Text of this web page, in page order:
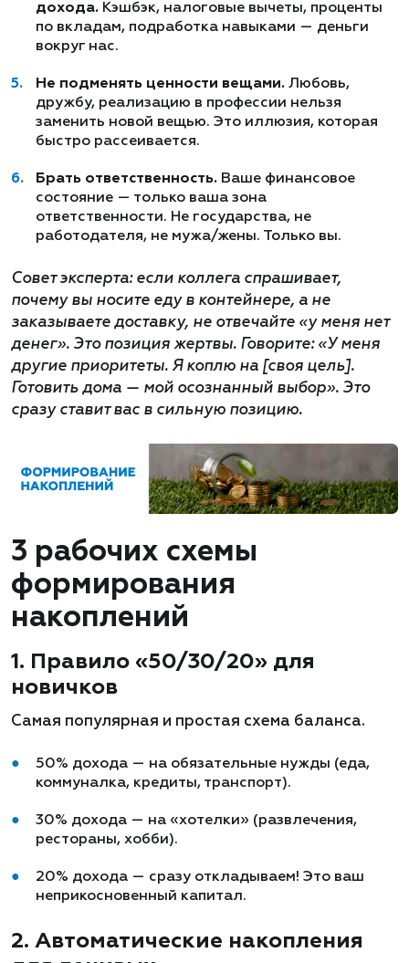
дохода. Кэшбэк, налоговые вычеты, проценты
по вкладам, подработка навыками — деньги
вокруг нас.
Не подменять ценности вещами. Любовь,
дружбу, реализацию в профессии нельзя
заменить новой вещью. Это иллюзия, которая
быстро рассеивается.
Брать ответственность. Ваше финансовое
состояние — только ваша зона
ответственности. Не государства, не
работодателя, не мужа/жены. Только вы.
Совет эксперта: если коллега спрашивает,
почему вы носите еду в контейнере, а не
заказываете доставку, не отвечайте «у меня нет
денег». Это позиция жертвы. Говорите: «У меня
другие приоритеты. Я коплю на [своя цель].
Готовить дома — мой осознанный выбор». Это
сразу ставит вас в сильную позицию.
3 рабочих схемы
формирования
накоплений
1. Правило «50/30/20» для
новичков
Самая популярная и простая схема баланса.
50% дохода — на обязательные нужды (еда,
коммуналка, кредиты, транспорт).
30% дохода — на «хотелки» (развлечения,
рестораны, хобби).
20% дохода — сразу откладываем! Это ваш
неприкосновенный капитал.
2. Автоматические накопления